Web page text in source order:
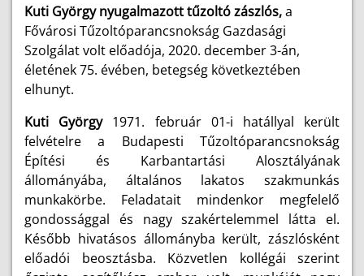
Kuti György nyugalmazott tűzoltó zászlós,a
Fővárosi Tűzoltóparancsnokság Gazdasági
Szolgálat volt előadója, 2020. december 3-án,
életének 75. évében, betegség következtében
elhunyt.
Kuti György 1971. február 01-i hatállyal került
felvételre a Budapesti Tűzoltóparancsnokság
Építési és Karbantartási Alosztályának
állományába, általános lakatos szakmunkás
munkakörbe. Feladatait mindenkor megfelelő
gondossággal és nagy szakértelemmel látta el.
Később hivatásos állományba került, zászlósként
előadói beosztásba. Közvetlen kollégái szerint